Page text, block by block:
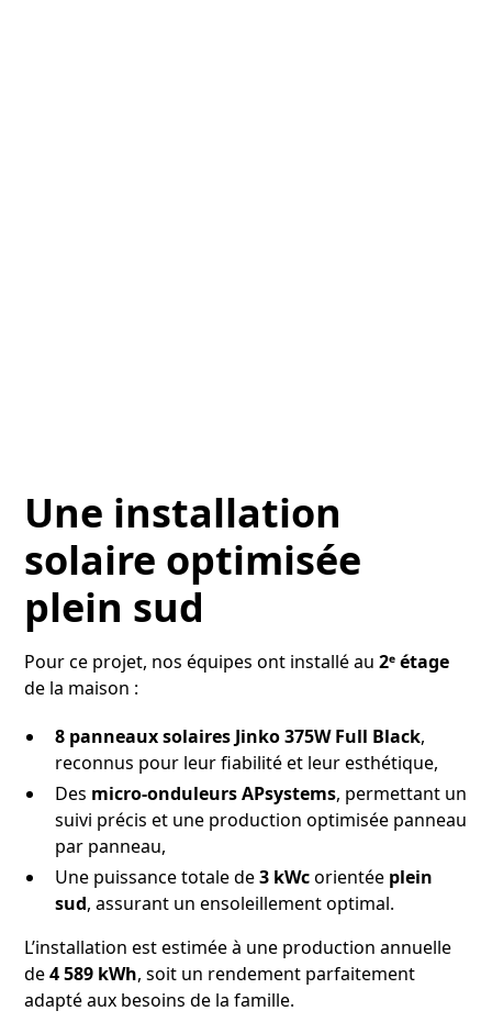
Une installation
solaire optimisée
plein sud
Pour ce projet, nos équipes ont installé au2ᵉ étage
de la maison :
8 panneaux solaires Jinko 375W Full Black,
reconnus pour leur fiabilité et leur esthétique,
Des micro-onduleurs APsystems, permettant un
suivi précis et une production optimisée panneau
par panneau,
Une puissance totale de3 kWcorientée plein
sud, assurant un ensoleillement optimal.
L’installation est estimée à une production annuelle
de4 589 kWh, soit un rendement parfaitement
adapté aux besoins de la famille.